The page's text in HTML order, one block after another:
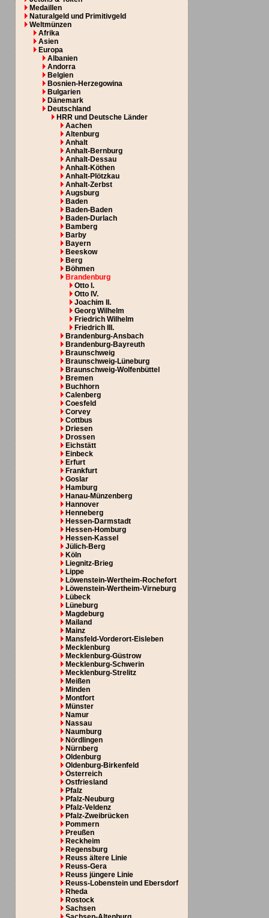
Medaillen
Naturalgeld und Primitivgeld
Weltmünzen
Afrika
Asien
Europa
Albanien
Andorra
Belgien
Bosnien-Herzegowina
Bulgarien
Dänemark
Deutschland
HRR und Deutsche Länder
Aachen
Altenburg
Anhalt
Anhalt-Bernburg
Anhalt-Dessau
Anhalt-Köthen
Anhalt-Plötzkau
Anhalt-Zerbst
Augsburg
Baden
Baden-Baden
Baden-Durlach
Bamberg
Barby
Bayern
Beeskow
Berg
Böhmen
Brandenburg
Otto I.
Otto IV.
Joachim II.
Georg Wilhelm
Friedrich Wilhelm
Friedrich III.
Brandenburg-Ansbach
Brandenburg-Bayreuth
Braunschweig
Braunschweig-Lüneburg
Braunschweig-Wolfenbüttel
Bremen
Buchhorn
Calenberg
Coesfeld
Corvey
Cottbus
Driesen
Drossen
Eichstätt
Einbeck
Erfurt
Frankfurt
Goslar
Hamburg
Hanau-Münzenberg
Hannover
Henneberg
Hessen-Darmstadt
Hessen-Homburg
Hessen-Kassel
Jülich-Berg
Köln
Liegnitz-Brieg
Lippe
Löwenstein-Wertheim-Rochefort
Löwenstein-Wertheim-Virneburg
Lübeck
Lüneburg
Magdeburg
Mailand
Mainz
Mansfeld-Vorderort-Eisleben
Mecklenburg
Mecklenburg-Güstrow
Mecklenburg-Schwerin
Mecklenburg-Strelitz
Meißen
Minden
Montfort
Münster
Namur
Nassau
Naumburg
Nördlingen
Nürnberg
Oldenburg
Oldenburg-Birkenfeld
Österreich
Ostfriesland
Pfalz
Pfalz-Neuburg
Pfalz-Veldenz
Pfalz-Zweibrücken
Pommern
Preußen
Reckheim
Regensburg
Reuss ältere Linie
Reuss-Gera
Reuss jüngere Linie
Reuss-Lobenstein und Ebersdorf
Rheda
Rostock
Sachsen